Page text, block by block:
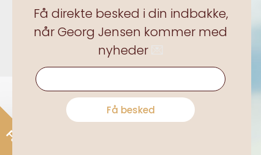
Historien
Få direkte besked i din indbakke,
når Georg Jensen kommer med
nyheder💌
... er du også vild med Georg Jensen?
Få besked